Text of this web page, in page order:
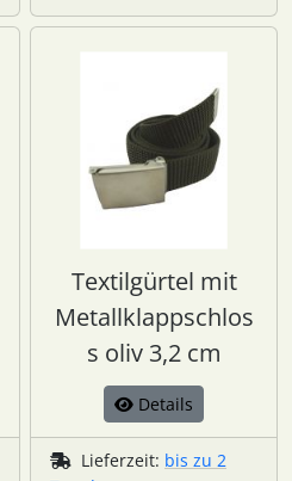
Textilgürtel mit
Metallklappschlos
s oliv 3,2 cm
Details
Lieferzeit: bis zu 2